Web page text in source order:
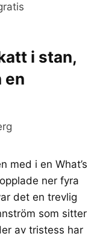
i stan,
en
med i en What’s
ner fyra
det en trevlig
som sitter
av tristess har